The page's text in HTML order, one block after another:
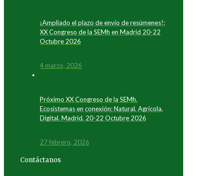
¡Ampliado el plazo de envío de resúmenes!:
XX Congreso de la SEMh en Madrid 20-22
Octubre 2026
4 marzo, 2026
Próximo XX Congreso de la SEMh.
Ecosistemas en conexión: Natural, Agrícola,
Digital. Madrid, 20-22 Octubre 2026
27 febrero, 2026
Contáctanos